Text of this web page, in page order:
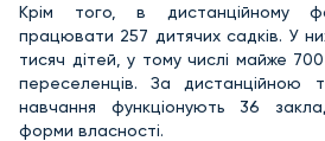
Крім того, в дистанційному
працювати 257 дитячих садків. У
тисяч дітей, у тому числі майже
переселенців. За
навчання функціонують 36
форми власності.